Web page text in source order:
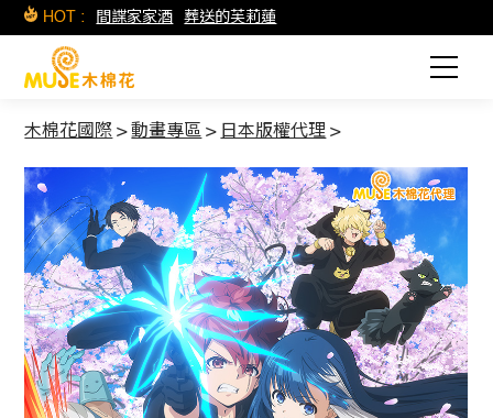
HOT : 間諜家家酒 葬送的芙莉蓮
木棉花國際 >動畫專區 > 日本版權代理 >